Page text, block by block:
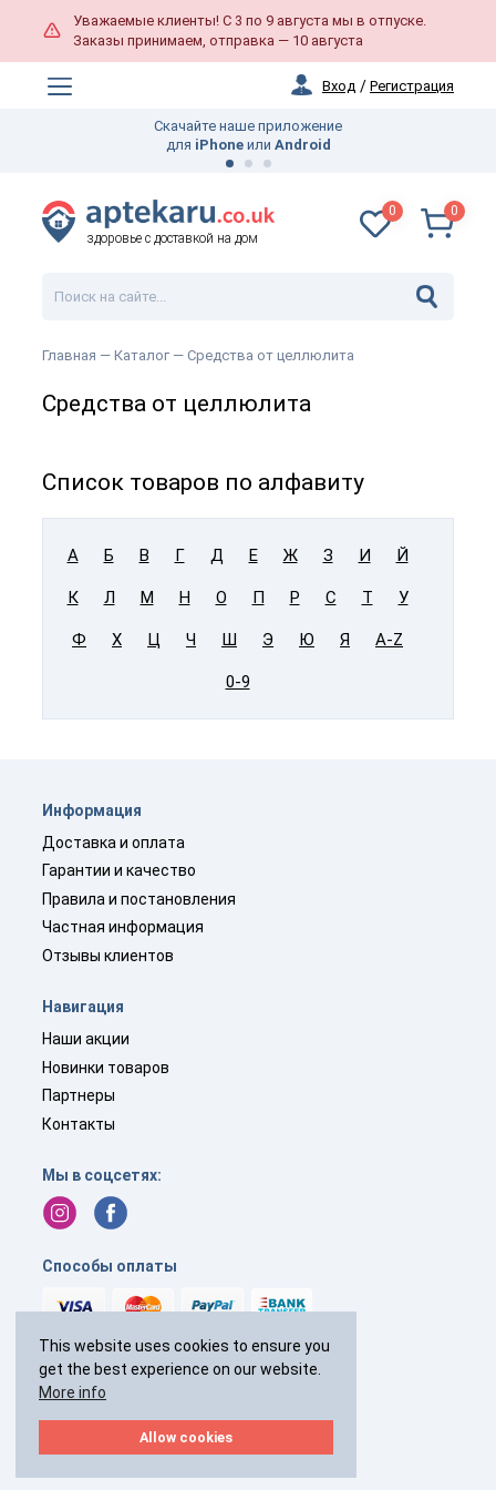
This website uses cookies to ensure you
get the best experience on our website.
More info
Allow cookies
Уважаемые клиенты! С 3 по 9 августа мы в отпуске.
Заказы принимаем, отправка — 10 августа
Вход / Регистрация
Скачайте наше приложение
для iPhone или Android
здоровье с доставкой на дом
0 0
Главная — Каталог — Средства от целлюлита
Средства от целлюлита
Список товаров по алфавиту
А Б В Г Д Е Ж З И Й
К Л М Н О П Р С Т У
Ф Х Ц Ч Ш Э Ю Я A-Z
0-9
Информация
Доставка и оплата
Гарантии и качество
Правила и постановления
Частная информация
Отзывы клиентов
Навигация
Наши акции
Новинки товаров
Партнеры
Контакты
Мы в соцсетях:
Способы оплаты
+44(0) 238 040 7287
с 9:00 до 19:00 без выходных
2026 © Все права защищены